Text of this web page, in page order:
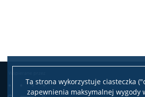
Ta strona wykorzystuje ciasteczka
zapewnienia maksymalnej wygody